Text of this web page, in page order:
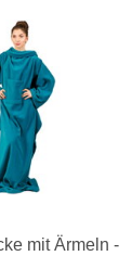
mit Ärmeln -